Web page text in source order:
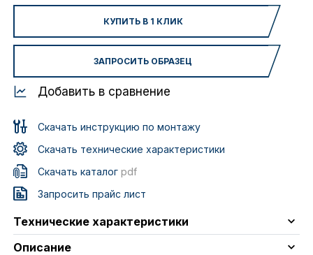
КУПИТЬ В 1 КЛИК
ЗАПРОСИТЬ ОБРАЗЕЦ
Добавить в сравнение
Скачать инструкцию по монтажу
Скачать технические характеристики
Скачать каталогpdf
Запросить прайс лист
Технические характеристики
Описание